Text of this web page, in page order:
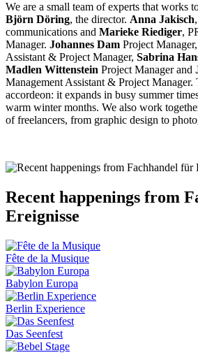
We are a small team of experts that works
Björn Döring, the director. Anna Jakisch
communications and Marieke Riediger,
Manager. Johannes Dam Project Manager,
Assistant & Project Manager, Sabrina
Madlen Wittenstein Project Manager and
Management Assistant & Project Manager.
accordeon: it expands in busy summer
warm winter months. We also work
of freelancers, from graphic design to
Recent happenings from
Ereignisse
Fête de la Musique
Babylon Europa
Berlin Experience
Das Seenfest